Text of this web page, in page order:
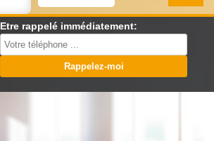
Etre rappelé immédiatement: